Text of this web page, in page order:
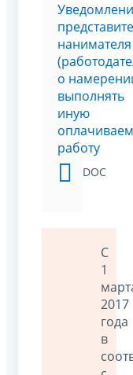
нанимателя
о
выполнять
иную
работу
DOC
С
1
2017
года
в